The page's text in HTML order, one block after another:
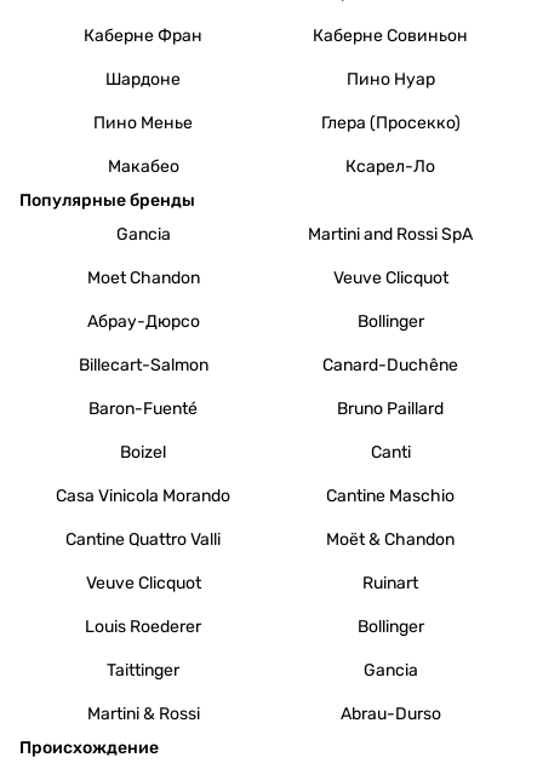
Каберне Фран Каберне Совиньон
Шардоне Пино Нуар
Пино Менье Глера (Просекко)
Макабео
Ксарел-Ло
Популярные бренды
Gancia
Martini and Rossi SpA
Moet Chandon Veuve Clicquot
Абрау-Дюрсо Bollinger
Billecart-Salmon Canard-Duchêne
Baron-Fuenté Bruno Paillard
Boizel Canti
Casa Vinicola Morando Cantine Maschio
Cantine Quattro Valli Moët & Chandon
Veuve Clicquot Ruinart
Louis Roederer Bollinger
Taittinger Gancia
Martini & Rossi
Abrau-Durso
Происхождение